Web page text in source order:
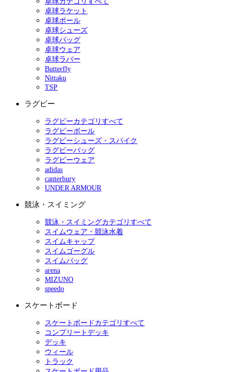
卓球ラケット
卓球ボール
卓球シューズ
卓球バッグ
卓球ウェア
卓球ラバー
Butterfly
Nittaku
TSP
ラグビー
ラグビーカテゴリすべて
ラグビーボール
ラグビーシューズ・スパイク
ラグビーバッグ
ラグビーウェア
adidas
canterbury
UNDER ARMOUR
競泳・スイミング
競泳・スイミングカテゴリすべて
スイムウェア・競泳水着
スイムキャップ
スイムゴーグル
スイムバッグ
arena
MIZUNO
speedo
スケートボード
スケートボードカテゴリすべて
コンプリートデッキ
デッキ
ウィール
トラック